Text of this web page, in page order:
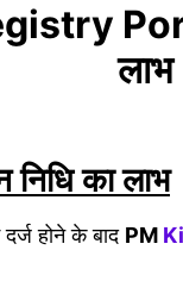
निधि का लाभ
होने के बाद PM